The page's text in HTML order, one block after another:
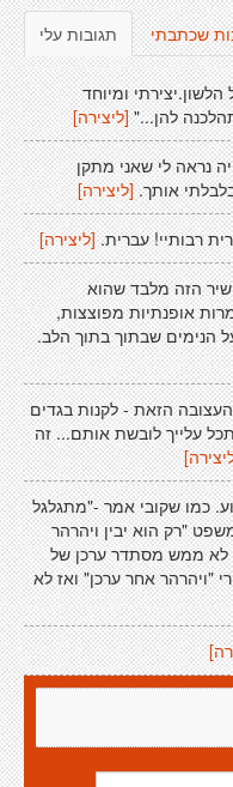
תגובות עלי שכתבתי
ומיוחד
להן..."[ליצירה]
נראה לי שאני מתקן
אותך. [ליצירה]
רבותיי! עברית. [ליצירה]
הזה מלבד שהוא
אופנתיות מפוצצות,
הנימים שבתוך בתוך הלב.
הזאת - לקנות בגדים
עלייך לובשת אותם... זה
כמו שקובי אמר -"מתגלגל
"רק הוא יבין ויהרהר
לא ממש מסתדר ערכן של
"ויהרהר אחר ערכן" ואז לא